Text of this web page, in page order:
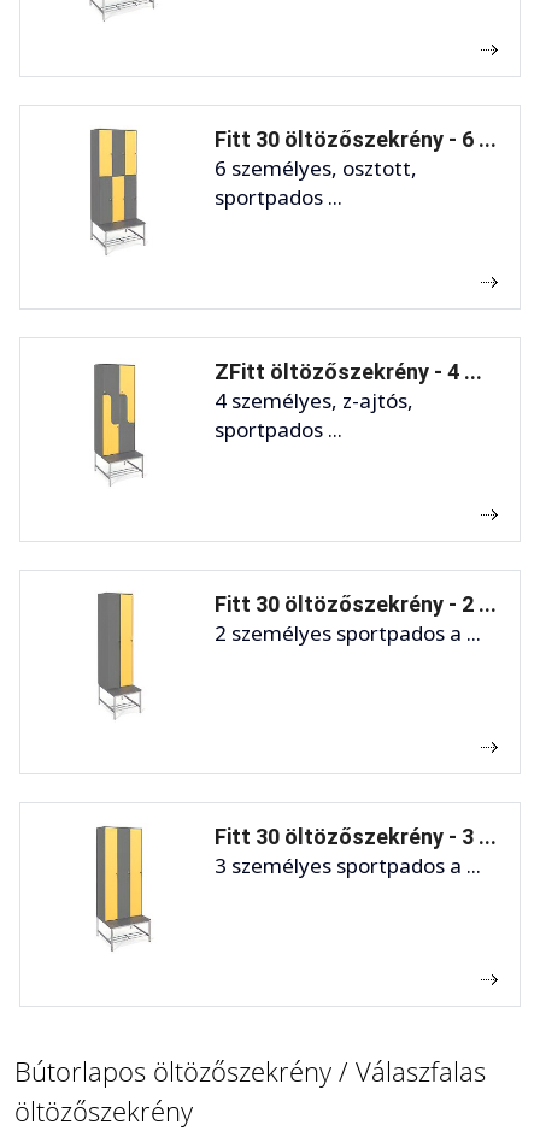
Fitt 30 öltözőszekrény - 6 ...
6 személyes, osztott,
sportpados ...
ZFitt öltözőszekrény - 4 ...
4 személyes, z-ajtós,
sportpados ...
Fitt 30 öltözőszekrény - 2 ...
2 személyes sportpados a ...
Fitt 30 öltözőszekrény - 3 ...
3 személyes sportpados a ...
Bútorlapos öltözőszekrény / Válaszfalas
öltözőszekrény